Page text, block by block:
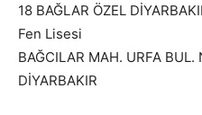
18 BAĞLAR ÖZEL
Fen Lisesi
BAĞCILAR MAH. URFA
DİYARBAKIR